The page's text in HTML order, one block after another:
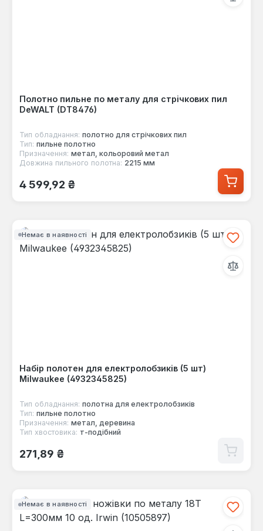
Полотно пильне по металу для стрічкових пил
DeWALT (DT8476)
Тип обладнання: полотно для стрічкових пил
Тип: пильне полотно
Призначення: метал, кольоровий метал
Довжина пильного полотна: 2215 мм
Звичайна ціна:
4 599,92 ₴
Немає в наявності
Набір полотен для електролобзиків (5 шт)
Milwaukee (4932345825)
Тип обладнання: полотна для електролобзиків
Тип: пильне полотно
Призначення: метал, деревина
Тип хвостовика: т-подібний
Звичайна ціна:
271,89 ₴
Немає в наявності